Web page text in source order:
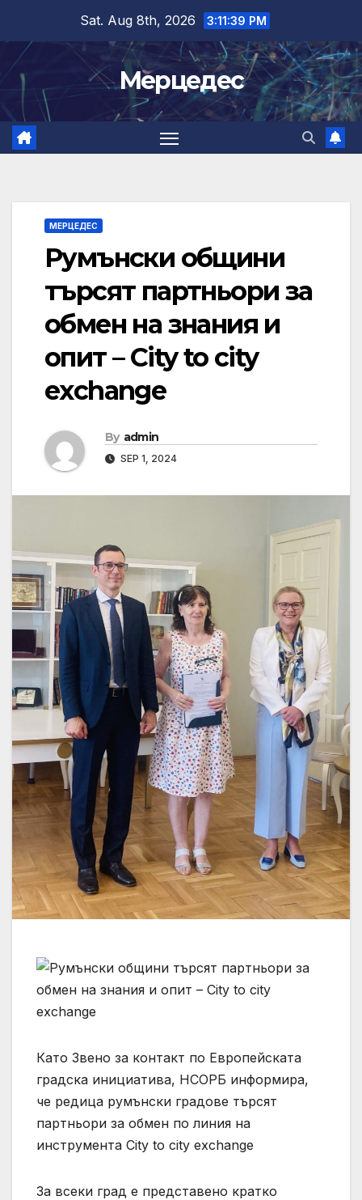
content
Sat. Aug 8th, 2026 3:11:40 PM
Мерцедес
МЕРЦЕДЕС
Румънски общини
търсят партньори за
обмен на знания и
опит – City to city
exchange
By admin
SEP 1, 2024
Като Звено за контакт по Европейската
градска инициатива, НСОРБ информира,
че редица румънски градове търсят
партньори за обмен по линия на
инструмента City to city exchange
За всеки град е представено кратко